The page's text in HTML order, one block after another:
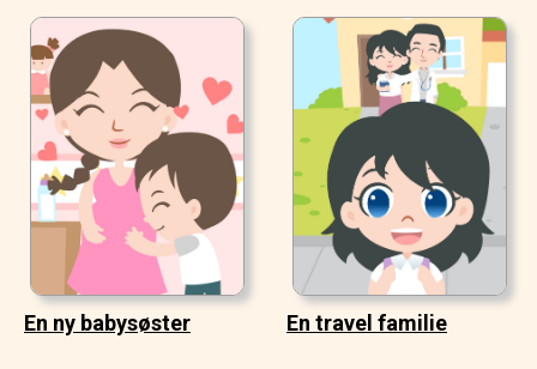
En ny babysøster En travel familie